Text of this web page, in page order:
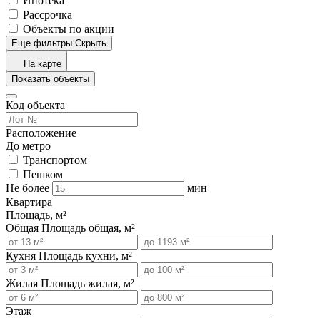
Рассрочка
Объекты по акции
Еще фильтры Скрыть
На карте
Показать объекты
Код объекта
Расположение
До метро
Транспортом
Пешком
Не более
мин
Квартира
Площадь, м²
Общая Площадь общая, м²
Кухня Площадь кухни, м²
Жилая Площадь жилая, м²
Этаж